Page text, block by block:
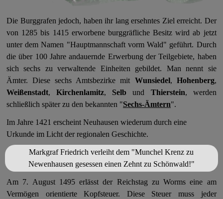
Die Burggrafen jedoch, haben ihr lang ersehntes Ziel erreicht. Der
von 1285 bis 1415 erworbene burggräfliche Besitz wird ab jetzt
unter dem Namen "Hauptmannschaft vorm Wald" geführt. Durch
die über 100 Jahre andauernde Erwerbung der Teilgebiete, haben
sich sechs zu verwaltende Einheiten gebildet. Man nennt sie
Ämter. Diese sechs Amtsbezirke mit Wunsiedel, Hohenberg,
Weißenstadt,Kirchenlamitz, Selb und Thierstein, werden
schließlich später zu den bekannten "Sechs-Ämtern".
Im Jahre 1421 erscheint Neuhausen wiederum durch eine
Urkunde im Licht der regionalen Geschichte.
Markgraf Friedrich verleiht dem "Munchel Krenz zu
Newenhausen gesessen einen Zehnt zu Schönwald!"
Am 7. August 1495 erlässt der Reichstag zu Worms eine am
Vermögen orientierte Kopfsteuer. Diese Steuer muss jeder